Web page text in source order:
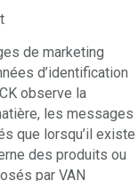
de marketing
d’identification
observe la
les messages
que lorsqu’il existe
des produits ou
par VAN